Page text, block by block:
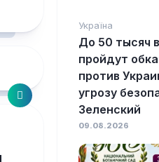
Україна
До 50 тысяч
пройдут
против
угрозу
Зеленский
09.08.2026